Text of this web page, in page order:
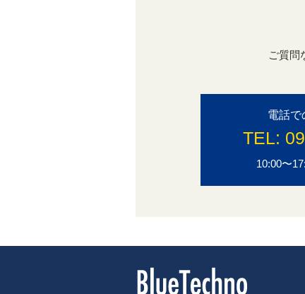
ご質問
電話で
TEL:
10:00〜